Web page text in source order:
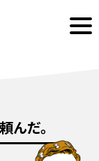
んだ。